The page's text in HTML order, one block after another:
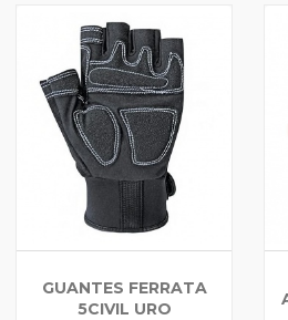
GUANTES FERRATA
5CIVIL URO